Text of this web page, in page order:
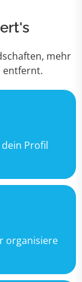
mehr
entfernt.
Profil
organisiere